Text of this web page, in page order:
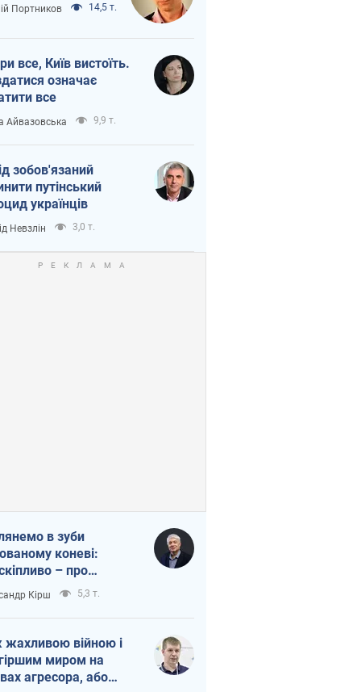
Портников 14,5 т.
все, Київ вистоїть.
означає
все
Айвазовська 9,9 т.
зобов'язаний
путінський
українців
Невзлін 3,0 т.
в зуби
коневі:
– про
Україні
Кірш 5,3 т.
жахливою війною і
миром на
агресора, або